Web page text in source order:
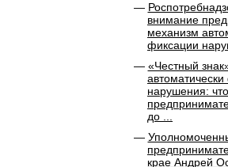
внимание
механизм
фиксации
«Честный
нарушения: что
до ...
крае Андрей